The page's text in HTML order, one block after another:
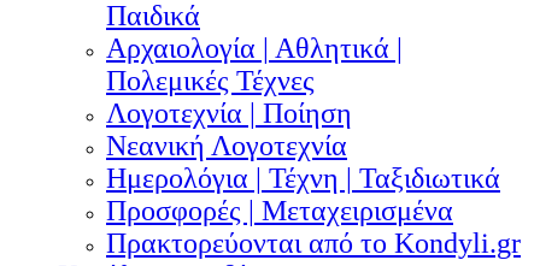
Παιδικά
Αρχαιολογία | Αθλητικά |
Πολεμικές Τέχνες
Λογοτεχνία | Ποίηση
Νεανική Λογοτεχνία
Ημερολόγια | Τέχνη | Ταξιδιωτικά
Προσφορές | Μεταχειρισμένα
Πρακτορεύονται από το Kondyli.gr